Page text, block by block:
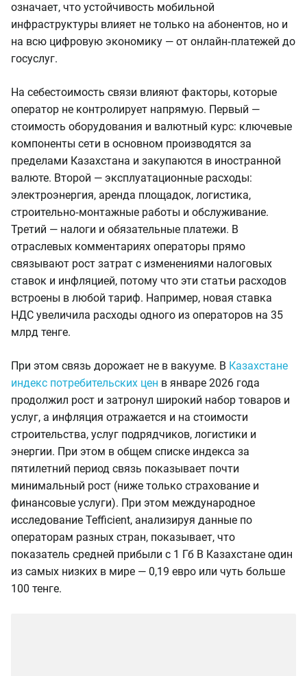
означает, что устойчивость мобильной
инфраструктуры влияет не только на абонентов, но и
на всю цифровую экономику — от онлайн‑платежей до
госуслуг.
На себестоимость связи влияют факторы, которые
оператор не контролирует напрямую. Первый —
стоимость оборудования и валютный курс: ключевые
компоненты сети в основном производятся за
пределами Казахстана и закупаются в иностранной
валюте. Второй — эксплуатационные расходы:
электроэнергия, аренда площадок, логистика,
строительно‑монтажные работы и обслуживание.
Третий — налоги и обязательные платежи. В
отраслевых комментариях операторы прямо
связывают рост затрат с изменениями налоговых
ставок и инфляцией, потому что эти статьи расходов
встроены в любой тариф. Например, новая ставка
НДС увеличила расходы одного из операторов на 35
млрд тенге.
При этом связь дорожает не в вакууме. В Казахстане
индекс потребительских цен в январе 2026 года
продолжил рост и затронул широкий набор товаров и
услуг, а инфляция отражается и на стоимости
строительства, услуг подрядчиков, логистики и
энергии. При этом в общем списке индекса за
пятилетний период связь показывает почти
минимальный рост (ниже только страхование и
финансовые услуги). При этом международное
исследование Tefficient, анализируя данные по
операторам разных стран, показывает, что
показатель средней прибыли с 1 Гб В Казахстане один
из самых низких в мире — 0,19 евро или чуть больше
100 тенге.